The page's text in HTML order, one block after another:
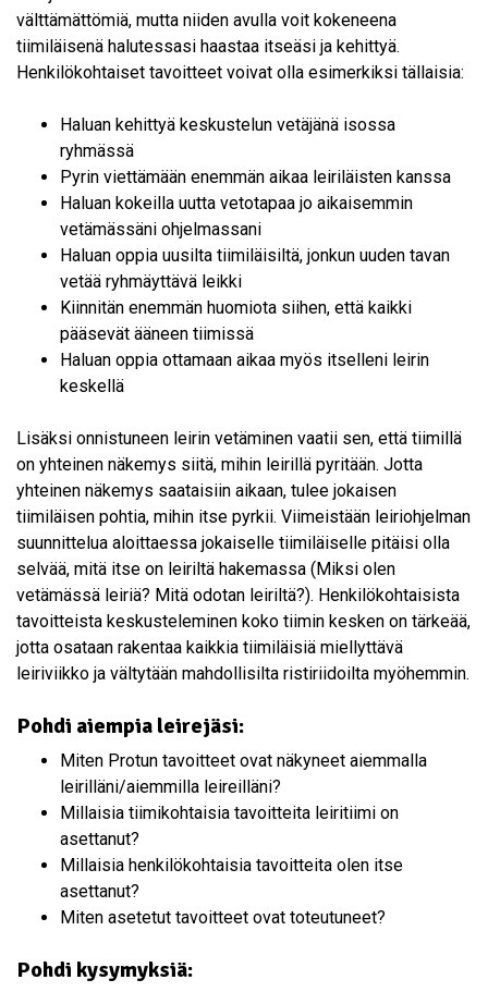
välttämättömiä, mutta niiden avulla voit kokeneena
tiimiläisenä halutessasi haastaa itseäsi ja kehittyä.
Henkilökohtaiset tavoitteet voivat olla esimerkiksi tällaisia:
Haluan kehittyä keskustelun vetäjänä isossa
ryhmässä
Pyrin viettämään enemmän aikaa leiriläisten kanssa
Haluan kokeilla uutta vetotapaa jo aikaisemmin
vetämässäni ohjelmassani
Haluan oppia uusilta tiimiläisiltä, jonkun uuden tavan
vetää ryhmäyttävä leikki
Kiinnitän enemmän huomiota siihen, että kaikki
pääsevät ääneen tiimissä
Haluan oppia ottamaan aikaa myös itselleni leirin
keskellä
Lisäksi onnistuneen leirin vetäminen vaatii sen, että tiimillä
on yhteinen näkemys siitä, mihin leirillä pyritään. Jotta
yhteinen näkemys saataisiin aikaan, tulee jokaisen
tiimiläisen pohtia, mihin itse pyrkii. Viimeistään leiriohjelman
suunnittelua aloittaessa jokaiselle tiimiläiselle pitäisi olla
selvää, mitä itse on leiriltä hakemassa (Miksi olen
vetämässä leiriä? Mitä odotan leiriltä?). Henkilökohtaisista
tavoitteista keskusteleminen koko tiimin kesken on tärkeää,
jotta osataan rakentaa kaikkia tiimiläisiä miellyttävä
leiriviikko ja vältytään mahdollisilta ristiriidoilta myöhemmin.
Pohdi aiempia leirejäsi:
Miten Protun tavoitteet ovat näkyneet aiemmalla
leirilläni/aiemmilla leireilläni?
Millaisia tiimikohtaisia tavoitteita leiritiimi on
asettanut?
Millaisia henkilökohtaisia tavoitteita olen itse
asettanut?
Miten asetetut tavoitteet ovat toteutuneet?
Pohdi kysymyksiä: